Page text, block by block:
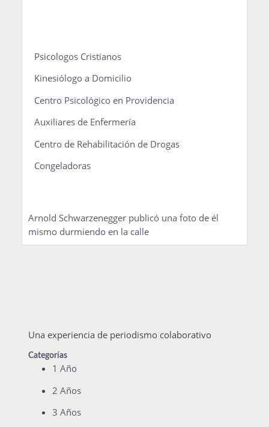
Psicologos Cristianos
Kinesiólogo a Domicilio
Centro Psicológico en Providencia
Auxiliares de Enfermería
Centro de Rehabilitación de Drogas
Congeladoras
Arnold Schwarzenegger publicó una foto de él
mismo durmiendo en la calle
Una experiencia de periodismo colaborativo
Categorías
1 Año
2 Años
3 Años